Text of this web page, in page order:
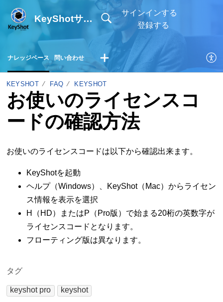
KeyShotサポートサイト
サインインする
登録する
ナレッジベース 問い合わせ
KEYSHOT FAQ KEYSHOT
お使いのライセンスコ
ードの確認方法
お使いのライセンスコードは以下から確認出来ます。
KeyShotを起動
ヘルプ（Windows）、KeyShot（Mac）からライセン
ス情報を表示を選択
H（HD）またはP（Pro版）で始まる20桁の英数字が
ライセンスコードとなります。
フローティング版は異なります。
タグ
keyshot pro keyshot